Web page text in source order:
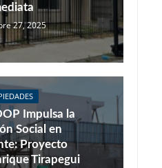
27, 2025
Impulsa la
Social en
Proyecto
Tirapegui